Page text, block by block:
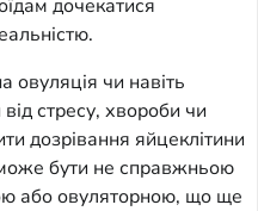
дочекатися
чи навіть
стресу, хвороби чи
дозрівання яйцеклітини
бути не справжньою
або овуляторною, що ще